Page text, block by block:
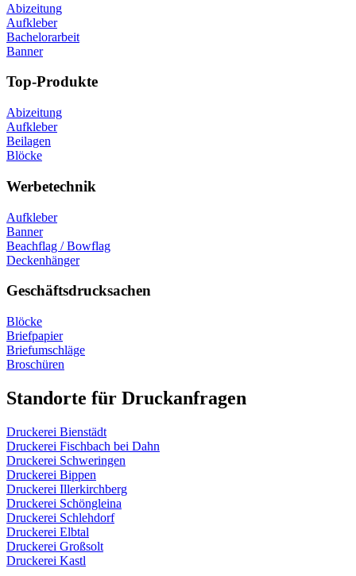
Abizeitung
Aufkleber
Bachelorarbeit
Banner
Top-Produkte
Abizeitung
Aufkleber
Beilagen
Blöcke
Werbetechnik
Aufkleber
Banner
Beachflag / Bowflag
Deckenhänger
Geschäftsdrucksachen
Blöcke
Briefpapier
Briefumschläge
Broschüren
Standorte für Druckanfragen
Druckerei Bienstädt
Druckerei Fischbach bei Dahn
Druckerei Schweringen
Druckerei Bippen
Druckerei Illerkirchberg
Druckerei Schöngleina
Druckerei Schlehdorf
Druckerei Elbtal
Druckerei Großsolt
Druckerei Kastl